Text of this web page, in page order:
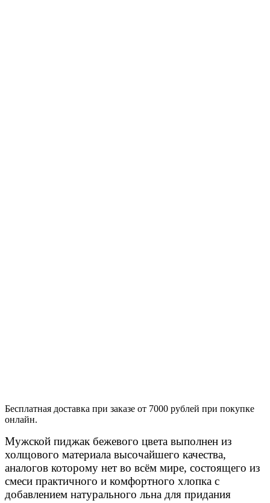
Бесплатная доставка при заказе от 7000 рублей при покупке
онлайн.
Мужской пиджак бежевого цвета выполнен из
холщового материала высочайшего качества,
аналогов которому нет во всём мире, состоящего из
смеси практичного и комфортного хлопка с
добавлением натурального льна для придания